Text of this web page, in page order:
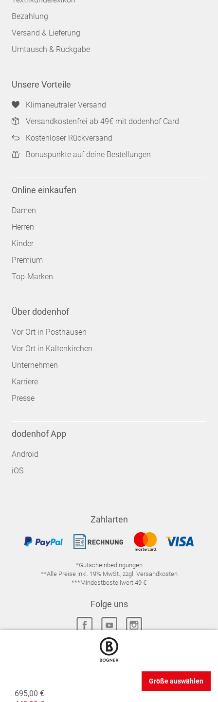
695,00 €
Größe auswählen
Bezahlung
Versand & Lieferung
Umtausch & Rückgabe
Unsere Vorteile
Klimaneutraler Versand
Versandkostenfrei ab 49€ mit dodenhof Card
Kostenloser Rückversand
Bonuspunkte auf deine Bestellungen
Online einkaufen
Damen
Herren
Kinder
Premium
Top-Marken
Über dodenhof
Vor Ort in Posthausen
Vor Ort in Kaltenkirchen
Unternehmen
Karriere
Presse
dodenhof App
Android
iOS
Zahlarten
*Gutscheinbedingungen
**Alle Preise inkl. 19% MwSt., zzgl. Versandkosten
***Mindestbestellwert 49 €
Folge uns
DATENSCHUTZ-EINSTELLUNGEN
WIDERRUFSRECHT